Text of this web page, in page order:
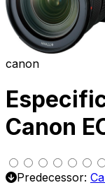
canon
Canon
Predecessor: